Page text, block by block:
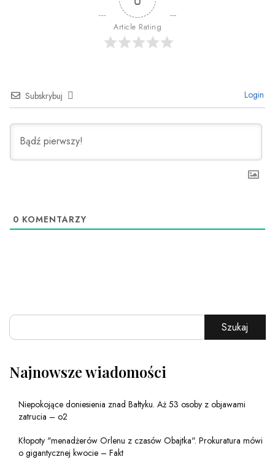
Article Rating
Subskrybuj Login
0 KOMENTARZY
Szukaj
Najnowsze wiadomości
Niepokojące doniesienia znad Bałtyku. Aż 53 osoby z objawami
zatrucia – o2
Kłopoty "menadżerów Orlenu z czasów Obajtka". Prokuratura mówi
o gigantycznej kwocie – Fakt